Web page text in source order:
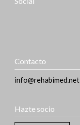
Contacto
info@rehabimed.net
Hazte socio